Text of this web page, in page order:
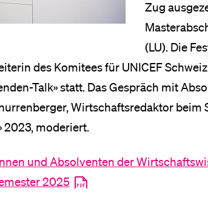
Zug
(LU). Die
des Komitees für UNICEF
Talk» statt. Das Gespräch mit
Wirtschaftsredaktor beim
2023, moderiert.
und Absolventen der
2025